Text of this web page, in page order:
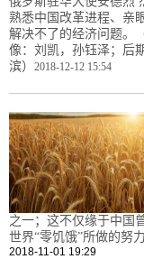
熟悉中国改革进程、亲
解决不了的经济问题
像：刘凯，孙钰泽；后
滨） 2018-12-12 15:54
之一；这不仅缘于中国
世界“零饥饿”所做的努力
2018-11-01 19:29